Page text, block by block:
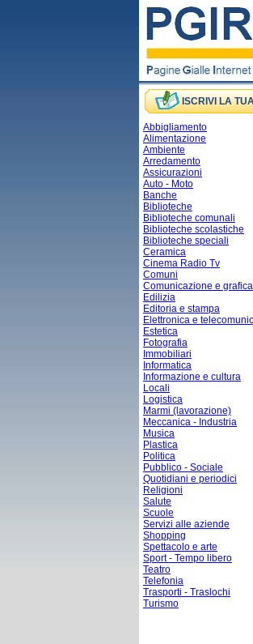
ISCRIVI LA
Abbigliamento
Alimentazione
Ambiente
Arredamento
Assicurazioni
Auto - Moto
Banche
Biblioteche
Biblioteche comunali
Biblioteche scolastiche
Biblioteche speciali
Ceramica
Cinema Radio Tv
Comuni
Comunicazione e grafica
Edilizia
Editoria e stampa
Elettronica e
Estetica
Fotografia
Immobiliari
Informatica
Informazione e cultura
Locali
Logistica
Marmi (lavorazione)
Meccanica - Industria
Musica
Plastica
Politica
Pubblico - Sociale
Quotidiani e periodici
Religioni
Salute
Scuole
Servizi alle aziende
Shopping
Spettacolo e arte
Sport - Tempo libero
Teatro
Telefonia
Trasporti - Traslochi
Turismo